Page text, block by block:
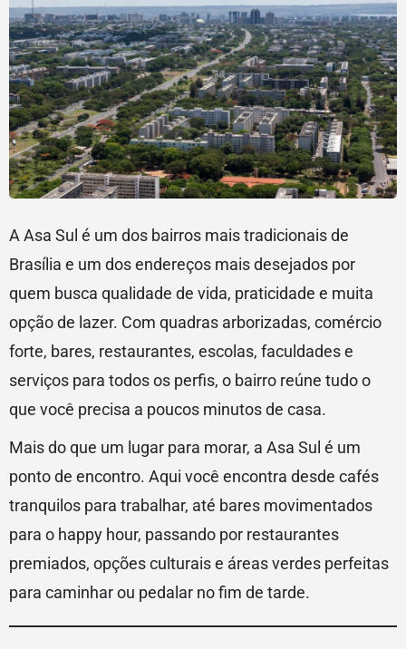
A Asa Sul é um dos bairros mais tradicionais de
Brasília e um dos endereços mais desejados por
quem busca qualidade de vida, praticidade e muita
opção de lazer. Com quadras arborizadas, comércio
forte, bares, restaurantes, escolas, faculdades e
serviços para todos os perfis, o bairro reúne tudo o
que você precisa a poucos minutos de casa.
Mais do que um lugar para morar, a Asa Sul é um
ponto de encontro. Aqui você encontra desde cafés
tranquilos para trabalhar, até bares movimentados
para o happy hour, passando por restaurantes
premiados, opções culturais e áreas verdes perfeitas
para caminhar ou pedalar no fim de tarde.